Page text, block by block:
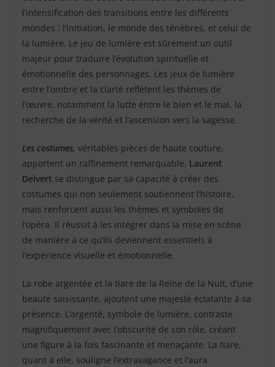
l’intensification des transitions entre les différents
mondes : l’initiation, le monde des ténèbres, et celui de
la lumière. Le jeu de lumière est sûrement un outil
majeur pour traduire l’évolution spirituelle et
émotionnelle des personnages. Les jeux de lumière
entre l’ombre et la clarté reflètent les thèmes de
l’œuvre, notamment la lutte entre le bien et le mal, la
recherche de la vérité et l’ascension vers la sagesse.
Les costumes, véritables pièces de haute couture,
apportent un raffinement remarquable. Laurent
Delvert se distingue par sa capacité à créer des
costumes qui non seulement soutiennent l’histoire,
mais renforcent aussi les thèmes et symboles de
l’opéra. Il réussit à les intégrer dans la mise en scène
de manière à ce qu’ils deviennent essentiels à
l’expérience visuelle et émotionnelle.
La robe argentée et la tiare de la Reine de la Nuit, d’une
beauté saisissante, ajoutent une majesté éclatante à sa
présence. L’argenté, symbole de lumière, contraste
magnifiquement avec l’obscurité de son rôle, créant
une figure à la fois fascinante et menaçante. La tiare,
quant à elle, souligne l’extravagance et l’aura